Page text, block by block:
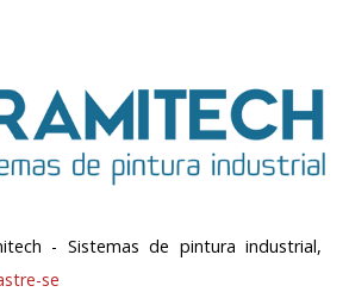
- Sistemas de pintura industrial,
se